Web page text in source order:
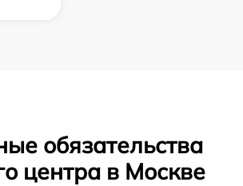
обязательства
центра в Москве